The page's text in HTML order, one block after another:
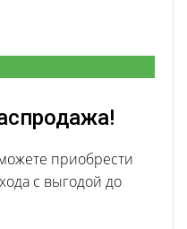
приобрести
с выгодой до